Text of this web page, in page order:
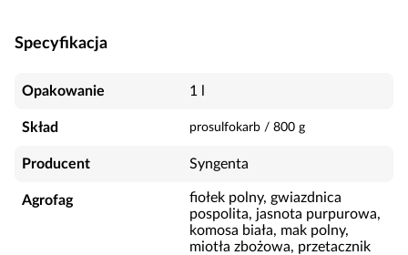
Specyfikacja
Opakowanie 1 l
Skład prosulfokarb / 800 g
Producent Syngenta
Agrofag
fiołek polny, gwiazdnica
pospolita, jasnota purpurowa,
komosa biała, mak polny,
miotła zbożowa, przetacznik